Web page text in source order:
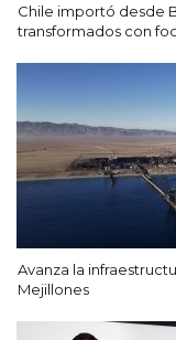
Chile importó desde
transformados con
Avanza la
Mejillones